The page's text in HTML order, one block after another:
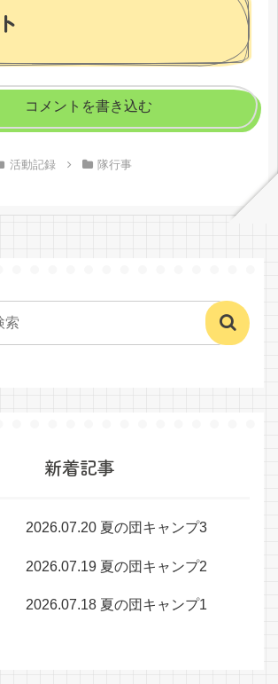
コメントを書き込む
活動記録 隊行事
新着記事
2026.07.20 夏の団キャンプ3
2026.07.19 夏の団キャンプ2
2026.07.18 夏の団キャンプ1